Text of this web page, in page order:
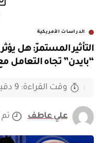
الدراسات الأمريكية
التأثير المستمرّ: هل
“بايدن” تجاه التعامل مع
علي عاطف تم
وقت القراءة: 9 دقيقة